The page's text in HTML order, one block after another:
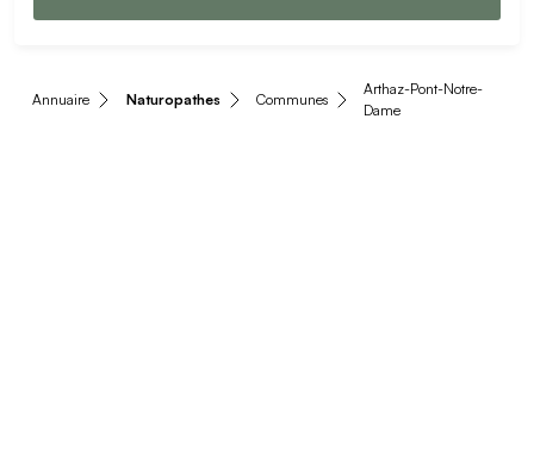
Annuaire Naturopathes Communes
Arthaz-Pont-Notre-
Dame